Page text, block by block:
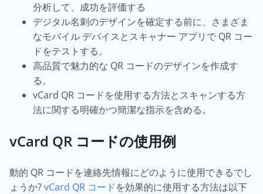
分析して、成功を評価する
デジタル名刺のデザインを確定する前に、さまざま
なモバイル デバイスとスキャナー アプリで QR コー
ドをテストする。
高品質で魅力的な QR コードのデザインを作成す
る。
vCard QR コードを使用する方法とスキャンする方
法に関する明確かつ簡潔な指示を含める。
vCard QR コードの使用例
動的 QR コードを連絡先情報にどのように使用できるでし
ょうか?vCard QR コードを効果的に使用する方法は以下